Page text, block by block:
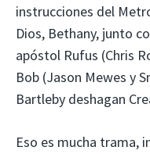
instrucciones del
Dios, Bethany, junto
apóstol Rufus (Chris
Bob (Jason Mewes y
Bartleby deshagan
Eso es mucha trama,